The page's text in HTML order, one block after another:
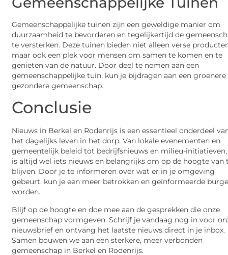
Gemeenschappelijke tuinen zijn een geweldige manier om
duurzaamheid te bevorderen en tegelijkertijd de
te versterken. Deze tuinen bieden niet alleen verse
maar ook een plek voor mensen om samen te komen en te
genieten van de natuur. Door deel te nemen aan een
gemeenschappelijke tuin, kun je bijdragen aan een groenere
gezondere gemeenschap.
Conclusie
Nieuws in Berkel en Rodenrijs is een essentieel onderdeel
het dagelijks leven in het dorp. Van lokale evenementen en
gemeentelijk beleid tot bedrijfsnieuws en milieu-
is altijd wel iets nieuws en belangrijks om op de hoogte van
blijven. Door je te informeren over wat er in je omgeving
gebeurt, kun je een meer betrokken en geïnformeerde
worden.
Blijf op de hoogte en doe mee aan de gesprekken die onze
gemeenschap vormgeven. Schrijf je vandaag nog in voor
nieuwsbrief en ontvang het laatste nieuws direct in je inbox.
Samen bouwen we aan een sterkere, meer verbonden
gemeenschap in Berkel en Rodenrijs.